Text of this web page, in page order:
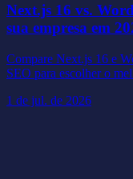
Next.js 16 vs.
sua empresa em
Compare Next.js 16 e
SEO para escolher o
1 de jul. de 2026